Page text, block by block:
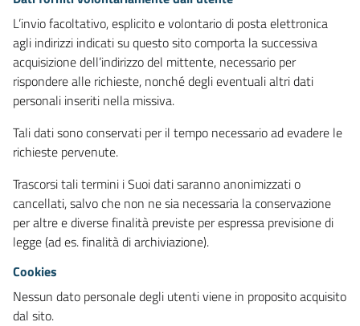
L’invio facoltativo, esplicito e volontario di posta elettronica
agli indirizzi indicati su questo sito comporta la successiva
acquisizione dell’indirizzo del mittente, necessario per
rispondere alle richieste, nonché degli eventuali altri dati
personali inseriti nella missiva.
Tali dati sono conservati per il tempo necessario ad evadere le
richieste pervenute.
Trascorsi tali termini i Suoi dati saranno anonimizzati o
cancellati, salvo che non ne sia necessaria la conservazione
per altre e diverse finalità previste per espressa previsione di
legge (ad es. finalità di archiviazione).
Cookies
Nessun dato personale degli utenti viene in proposito acquisito
dal sito.